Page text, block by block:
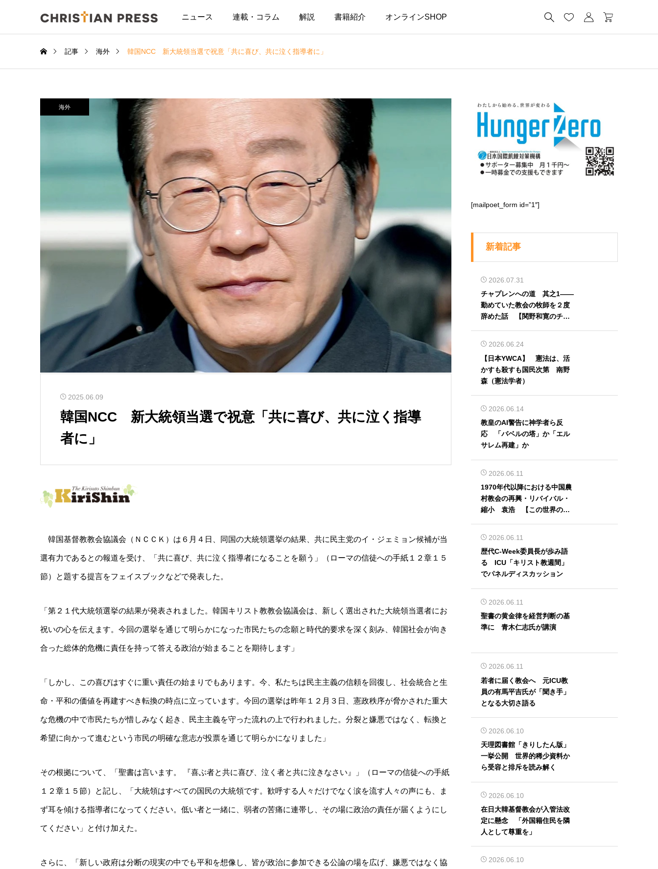
ニュース 連載・コラム 解説 書籍紹介 オンラインSHOP    
記事 海外 韓国NCC 新大統領当選で祝意「共に喜び、共に泣く指導者に」
海外
2025.06.09
韓国NCC 新大統領当選で祝意「共に喜び、共に泣く指導
者に」
韓国基督教教会協議会（ＮＣＣＫ）は６月４日、同国の大統領選挙の結果、共に民主党のイ・ジェミョン候補が当
選有力であるとの報道を受け、「共に喜び、共に泣く指導者になることを願う」（ローマの信徒への手紙１２章１５
節）と題する提言をフェイスブックなどで発表した。
「第２１代大統領選挙の結果が発表されました。韓国キリスト教教会協議会は、新しく選出された大統領当選者にお
祝いの心を伝えます。今回の選挙を通じて明らかになった市民たちの念願と時代的要求を深く刻み、韓国社会が向き
合った総体的危機に責任を持って答える政治が始まることを期待します」
「しかし、この喜びはすぐに重い責任の始まりでもあります。今、私たちは民主主義の信頼を回復し、社会統合と生
命・平和の価値を再建すべき転換の時点に立っています。今回の選挙は昨年１２月３日、憲政秩序が脅かされた重大
な危機の中で市民たちが惜しみなく起き、民主主義を守った流れの上で行われました。分裂と嫌悪ではなく、転換と
希望に向かって進むという市民の明確な意志が投票を通じて明らかになりました」
その根拠について、「聖書は言います。 『喜ぶ者と共に喜び、泣く者と共に泣きなさい』」（ローマの信徒への手紙
１２章１５節）と記し、「大統領はすべての国民の大統領です。歓呼する人々だけでなく涙を流す人々の声にも、ま
ず耳を傾ける指導者になってください。低い者と一緒に、弱者の苦痛に連帯し、その場に政治の責任が届くようにし
てください」と付け加えた。
さらに、「新しい政府は分断の現実の中でも平和を想像し、皆が政治に参加できる公論の場を広げ、嫌悪ではなく協
[mailpoet_form id=”1″]
新着記事
2026.07.31
チャプレンへの道 其之1――
勤めていた教会の牧師を２度
辞めた話 【関野和寛のチャ
2026.06.24
【日本YWCA】 憲法は、活
かすも殺すも国民次第 南野
森（憲法学者）
2026.06.14
教皇のAI警告に神学者ら反
応 「バベルの塔」か「エル
サレム再建」か
2026.06.11
1970年代以降における中国農
村教会の再興・リバイバル・
縮小 袁浩 【この世界の片
2026.06.11
歴代C-Week委員長が歩み語
る ICU「キリスト教週間」
でパネルディスカッション
2026.06.11
聖書の黄金律を経営判断の基
準に 青木仁志氏が講演
2026.06.11
若者に届く教会へ 元ICU教
員の有馬平吉氏が「聞き手」
となる大切さ語る
2026.06.10
天理図書館「きりしたん版」
一挙公開 世界的稀少資料か
ら受容と排斥を読み解く
2026.06.10
在日大韓基督教会が入管法改
定に懸念 「外国籍住民を隣
人として尊重を」
2026.06.10